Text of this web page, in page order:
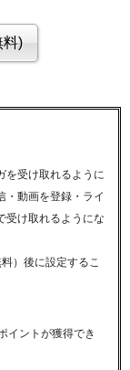
を受け取れるように
・動画を登録・ライ
受け取れるようにな
）後に設定するこ
イントが獲得でき